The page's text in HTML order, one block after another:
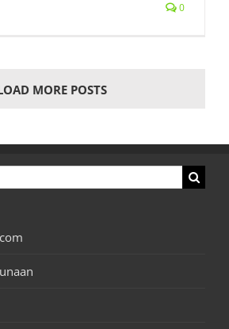
0
MORE POSTS